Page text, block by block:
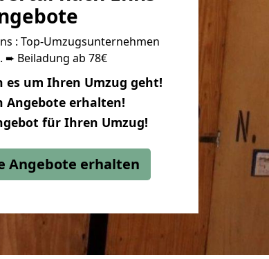
: Top-Umzugsunternehmen
➨ Beiladung ab 78€
um Ihren Umzug geht!
Angebote erhalten!
für Ihren Umzug!
Angebote erhalten